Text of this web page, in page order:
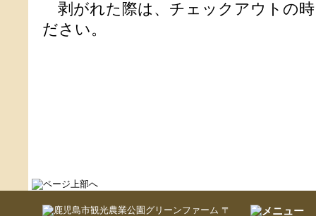
剥がれた際は、チェックアウトの
ださい。
〒